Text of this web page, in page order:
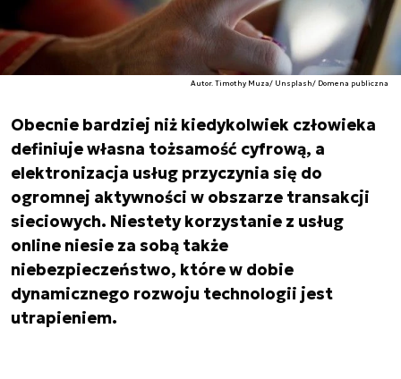
Autor. Timothy Muza/ Unsplash/ Domena publiczna
Obecnie bardziej niż kiedykolwiek człowieka
definiuje własna tożsamość cyfrową, a
elektronizacja usług przyczynia się do
ogromnej aktywności w obszarze transakcji
sieciowych. Niestety korzystanie z usług
online niesie za sobą także
niebezpieczeństwo, które w dobie
dynamicznego rozwoju technologii jest
utrapieniem.